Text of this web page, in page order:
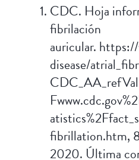
CDC. Hoja
fibrilación
auricular.
disease/
fibrillation.htm,
2020. Última